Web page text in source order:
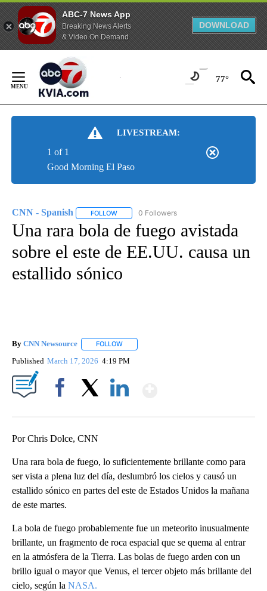
ABC-7 News App
Breaking News Alerts
& Video On Demand
DOWNLOAD
Content
77°
LIVESTREAM:
Good Morning El Paso
1 of 1
CNN - Spanish FOLLOW FOLLOW "CNN - SPANISH" TO RECEIVE
0 Followers
Una rara bola de fuego avistada
sobre el este de EE.UU. causa un
estallido sónico
By CNN Newsource FOLLOW
Published March 17, 2026 4:19 PM
Por Chris Dolce, CNN
Una rara bola de fuego, lo suficientemente brillante como para
ser vista a plena luz del día, deslumbró los cielos y causó un
estallido sónico en partes del este de Estados Unidos la mañana
de este martes.
La bola de fuego probablemente fue un meteorito inusualmente
brillante, un fragmento de roca espacial que se quema al entrar
en la atmósfera de la Tierra. Las bolas de fuego arden con un
brillo igual o mayor que Venus, el tercer objeto más brillante del
cielo, según la NASA.